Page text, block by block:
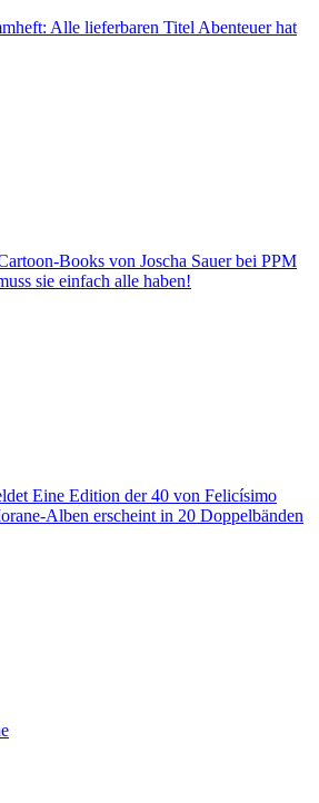
Alle lieferbaren Titel Abenteuer hat
Books von Joscha Sauer bei PPM
sie einfach alle haben!
Eine Edition der 40 von Felicísimo
Alben erscheint in 20 Doppelbänden